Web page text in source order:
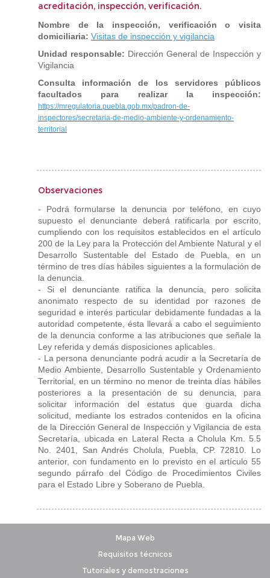
acreditación, inspección, verificación.
Nombre de la inspección, verificación o visita
domiciliaria: Visitas de inspección y vigilancia
Unidad responsable: Dirección General de Inspección y
Vigilancia
Consulta información de los servidores públicos
facultados para realizar la inspección:
https://mregulatoria.puebla.gob.mx/padron-de-
inspectores/secretaria-de-medio-ambiente-y-ordenamiento-
territorial
Observaciones
- Podrá formularse la denuncia por teléfono, en cuyo
supuesto el denunciante deberá ratificarla por escrito,
cumpliendo con los requisitos establecidos en el artículo
200 de la Ley para la Protección del Ambiente Natural y el
Desarrollo Sustentable del Estado de Puebla, en un
término de tres días hábiles siguientes a la formulación de
la denuncia.
- Si el denunciante ratifica la denuncia, pero solicita
anonimato respecto de su identidad por razones de
seguridad e interés particular debidamente fundadas a la
autoridad competente, ésta llevará a cabo el seguimiento
de la denuncia conforme a las atribuciones que señale la
Ley referida y demás disposiciones aplicables.
- La persona denunciante podrá acudir a la Secretaría de
Medio Ambiente, Desarrollo Sustentable y Ordenamiento
Territorial, en un término no menor de treinta días hábiles
posteriores a la presentación de su denuncia, para
solicitar información del estatus que guarda dicha
solicitud, mediante los estrados contenidos en la oficina
de la Dirección General de Inspección y Vigilancia de esta
Secretaría, ubicada en Lateral Recta a Cholula Km. 5.5
No. 2401, San Andrés Cholula, Puebla, CP. 72810. Lo
anterior, con fundamento en lo previsto en el artículo 55
segundo párrafo del Código de Procedimientos Civiles
para el Estado Libre y Soberano de Puebla.
Mapa Web
Requisitos técnicos
Tutoriales y demostraciones